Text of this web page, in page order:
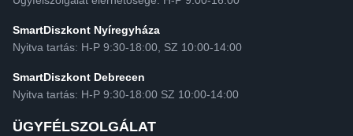
SmartDiszkont Nyíregyháza
Nyitva tartás: H-P 9:30-18:00, SZ 10:00-14:00
SmartDiszkont Debrecen
Nyitva tartás: H-P 9:30-18:00 SZ 10:00-14:00
ÜGYFÉLSZOLGÁLAT